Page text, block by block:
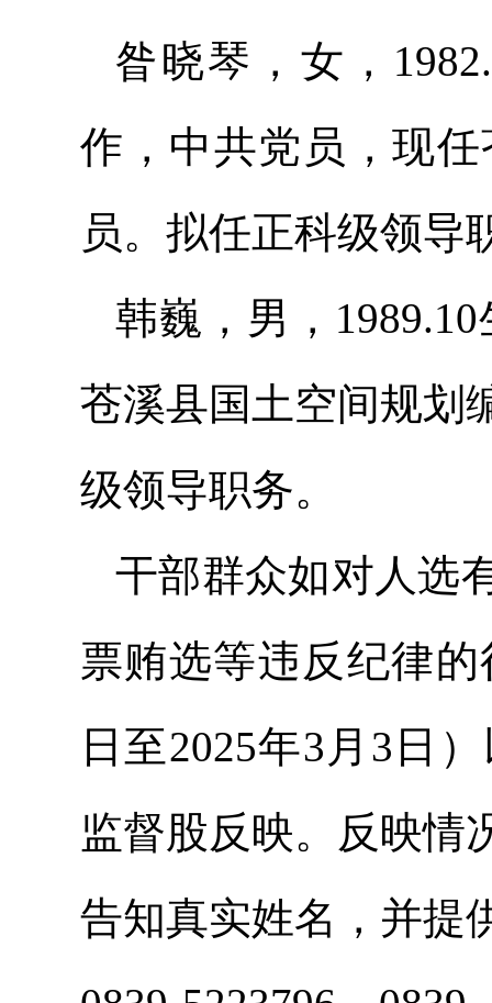
昝晓琴，女，
作，中共党员，现
员。拟任正科级领导
韩巍，男，
苍溪县国土空间规划
级领导职务。
干部群众如对人选
票贿选等违反纪律
日至2025年3月3日
监督股反映。反映情
告知真实姓名，并提